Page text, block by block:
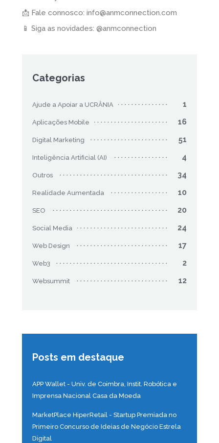
📩 Fale connosco: info@anmconnection.com
📱 Siga as novidades: @anmconnection
Categorias
Ajude a Apoiar a UCRÂNIA 1
Aplicações Mobile 16
Digital Marketing 51
Inteligência Artificial (AI) 4
Outros 34
Realidade Aumentada 10
SEO 20
Social Media 24
Web Design 17
Web3 2
Websummit 12
Posts em destaque
APP Wallet - Univ. de Coimbra, Instit. Robótica e
Imprensa Nacional Casa da Moeda
MarketPlace HiperRetail - Startup Premiada no
Primeiro Concurso de Ideias de Negócio Estrela
Digital